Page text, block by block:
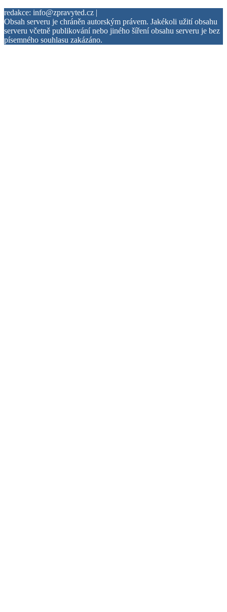
redakce: info@zpravyted.cz |
Obsah serveru je chráněn autorským právem. Jakékoli užití obsahu
serveru včetně publikování nebo jiného šíření obsahu serveru je bez
písemného souhlasu zakázáno.